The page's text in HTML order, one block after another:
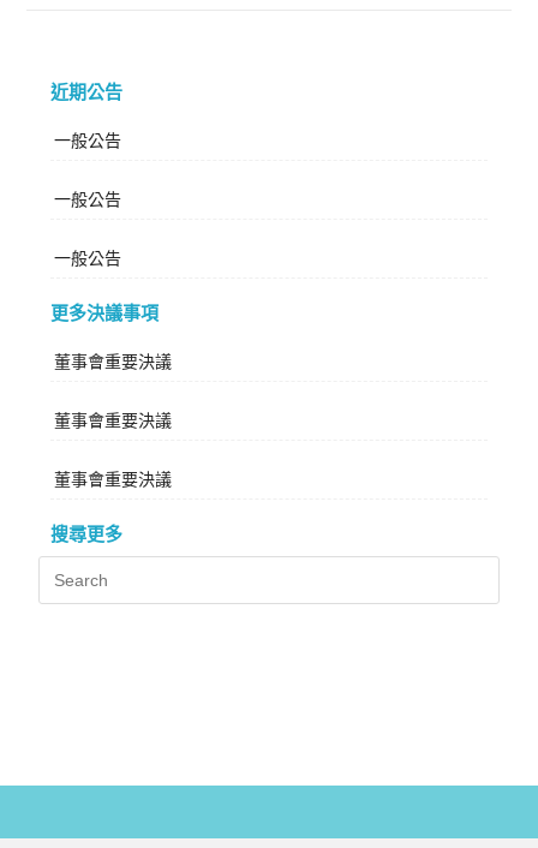
近期公告
一般公告
一般公告
一般公告
更多決議事項
董事會重要決議
董事會重要決議
董事會重要決議
搜尋更多